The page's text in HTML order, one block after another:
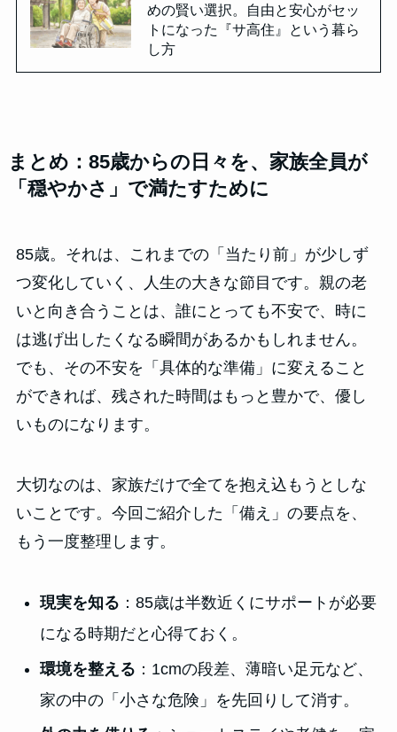
めの賢い選択。自由と安心がセッ
トになった『サ高住』という暮ら
し方
まとめ：85歳からの日々を、家族全員が
「穏やかさ」で満たすために
85歳。それは、これまでの「当たり前」が少しず
つ変化していく、人生の大きな節目です。親の老
いと向き合うことは、誰にとっても不安で、時に
は逃げ出したくなる瞬間があるかもしれません。
でも、その不安を「具体的な準備」に変えること
ができれば、残された時間はもっと豊かで、優し
いものになります。
大切なのは、家族だけで全てを抱え込もうとしな
いことです。今回ご紹介した「備え」の要点を、
もう一度整理します。
現実を知る ：85歳は半数近くにサポートが必要
になる時期だと心得ておく。
環境を整える ：1cmの段差、薄暗い足元など、
家の中の「小さな危険」を先回りして消す。